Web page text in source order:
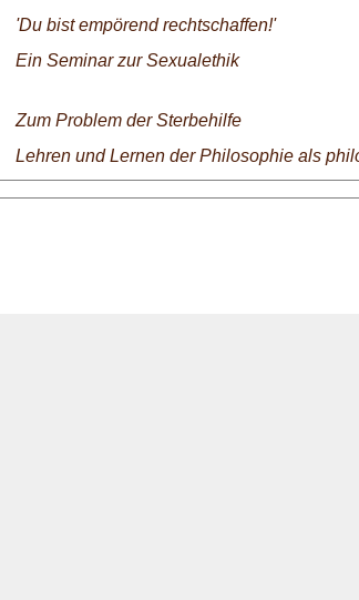
'Du bist empörend rechtschaffen!'
Ein Seminar zur Sexualethik
Zum Problem der Sterbehilfe
Lehren und Lernen der Philosophie als